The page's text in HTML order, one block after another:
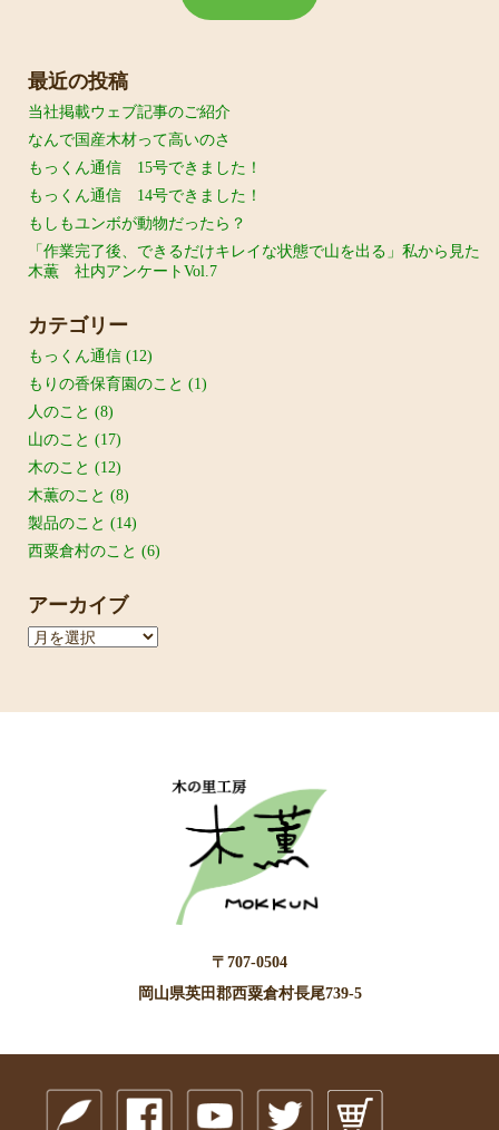
最近の投稿
当社掲載ウェブ記事のご紹介
なんで国産木材って高いのさ
もっくん通信 15号できました！
もっくん通信 14号できました！
もしもユンボが動物だったら？
「作業完了後、できるだけキレイな状態で山を出る」私から見た
木薫 社内アンケートVol.7
カテゴリー
もっくん通信 (12)
もりの香保育園のこと (1)
人のこと (8)
山のこと (17)
木のこと (12)
木薫のこと (8)
製品のこと (14)
西粟倉村のこと (6)
アーカイブ
ア
ブ
〒707-0504
岡山県英田郡西粟倉村長尾739-5